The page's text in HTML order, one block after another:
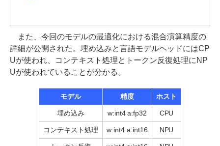
また、今回のモデルの最適化における混合演算精度の
詳細が公開された。埋め込みと言語モデルヘッドにはCP
Uが使われ、コンテキスト処理とトークン反復処理にNP
Uが使われていることが分かる。
モデル 精度 ホスト
埋め込み w:int4 a:fp32 CPU
コンテキスト処理 w:int4 a:int16 NPU